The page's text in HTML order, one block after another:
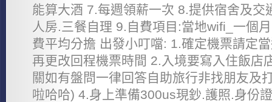
能算大酒 7.每週領薪一次 8.提供宿舍及交
人房.三餐自理 9.自費項目:當地wifi_一個
費平均分擔 出發小叮噹: 1.確定機票請定
再更改回程機票時間 2.入境要寫入住飯店
關如有盤問一律回答自助旅行非找朋友及
啦哈哈) 4.身上準備300us現鈔.護照.身份